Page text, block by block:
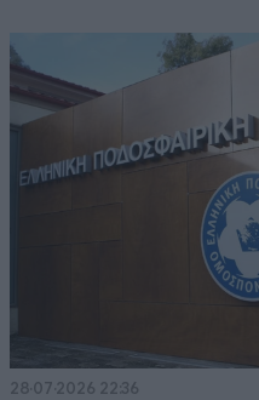
28·07·2026 22:36